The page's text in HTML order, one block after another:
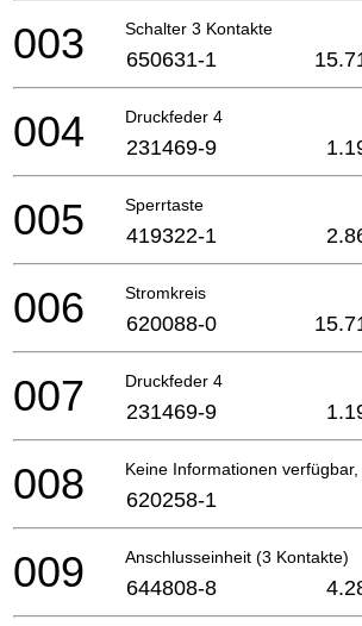
Schalter 3 Kontakte
003 650631-1
Druckfeder 4
004 231469-9
Sperrtaste
005 419322-1
Stromkreis
006 620088-0
Druckfeder 4
007 231469-9
Keine Informationen verfügbar,
008 620258-1
Anschlusseinheit (3 Kontakte)
009 644808-8